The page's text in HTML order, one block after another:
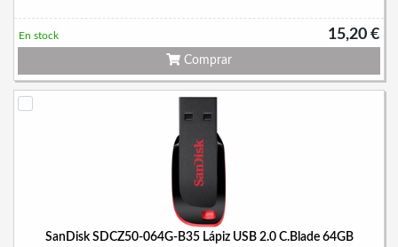
15,20 €
En stock
Comprar
SanDisk SDCZ50-064G-B35 Lápiz USB 2.0 C.Blade 64GB